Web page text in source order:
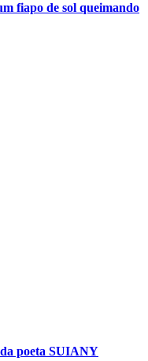
fiapo de sol queimando
poeta SUIANY